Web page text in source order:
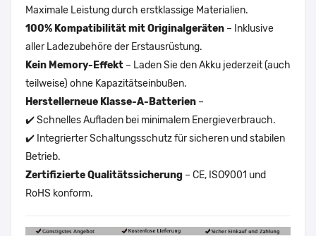
Maximale Leistung durch erstklassige Materialien.
100% Kompatibilität mit Originalgeräten – Inklusive
aller Ladezubehöre der Erstausrüstung.
Kein Memory-Effekt – Laden Sie den Akku jederzeit (auch
teilweise) ohne Kapazitätseinbußen.
Herstellerneue Klasse-A-Batterien –
✔️ Schnelles Aufladen bei minimalem Energieverbrauch.
✔️ Integrierter Schaltungsschutz für sicheren und stabilen
Betrieb.
Zertifizierte Qualitätssicherung – CE, ISO9001 und
RoHS konform.